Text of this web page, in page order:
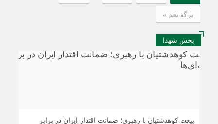
برگهٔ بعد »
بخش شهدا
بیعت کوهدشتیان با رهبری؛ ضمانت اقتدار ایران در برابر